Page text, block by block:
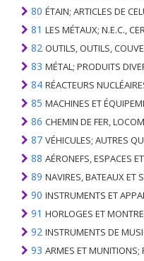
80 ÉTAIN; ARTICLES DE
81 LES MÉTAUX; N.E.C.,
82 OUTILS, OUTILS, COUVERTS, CUILLÈRES ET
83 MÉTAL; PRODUITS
84 RÉACTEURS NUCLÉAIRES, CHAUDIÈRES,
85 MACHINES ET ÉQUIPEMENTS ÉLECTRIQUES ET LEURS PARTIES; ENREGISTREURS ET
86 CHEMIN DE FER, LOCOMOTIVES DE TRAMWAY, MATÉRIEL ROULANT ET LEURS PARTIES; RACCORDS DE CHEMIN
87 VÉHICULES; AUTRES QUE LE MATÉRIEL
88 AÉRONEFS, ESPACES
89 NAVIRES, BATEAUX ET
90 INSTRUMENTS ET APPAREILS OPTIQUES, PHOTOGRAPHIQUES,
91 HORLOGES ET
92 INSTRUMENTS DE MUSIQUE;
93 ARMES ET MUNITIONS;